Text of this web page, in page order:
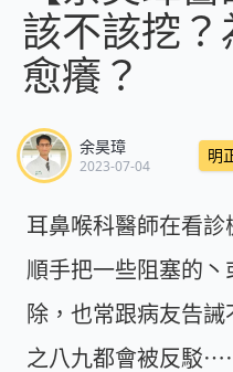
該不該挖
愈癢？
余昊璋
2023-07-04
明
耳鼻喉科醫師在看
順手把一些阻塞的
除，也常跟病友告
之八九都會被反駁